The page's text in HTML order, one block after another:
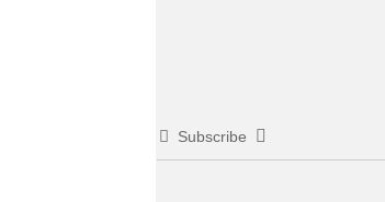
Subscribe